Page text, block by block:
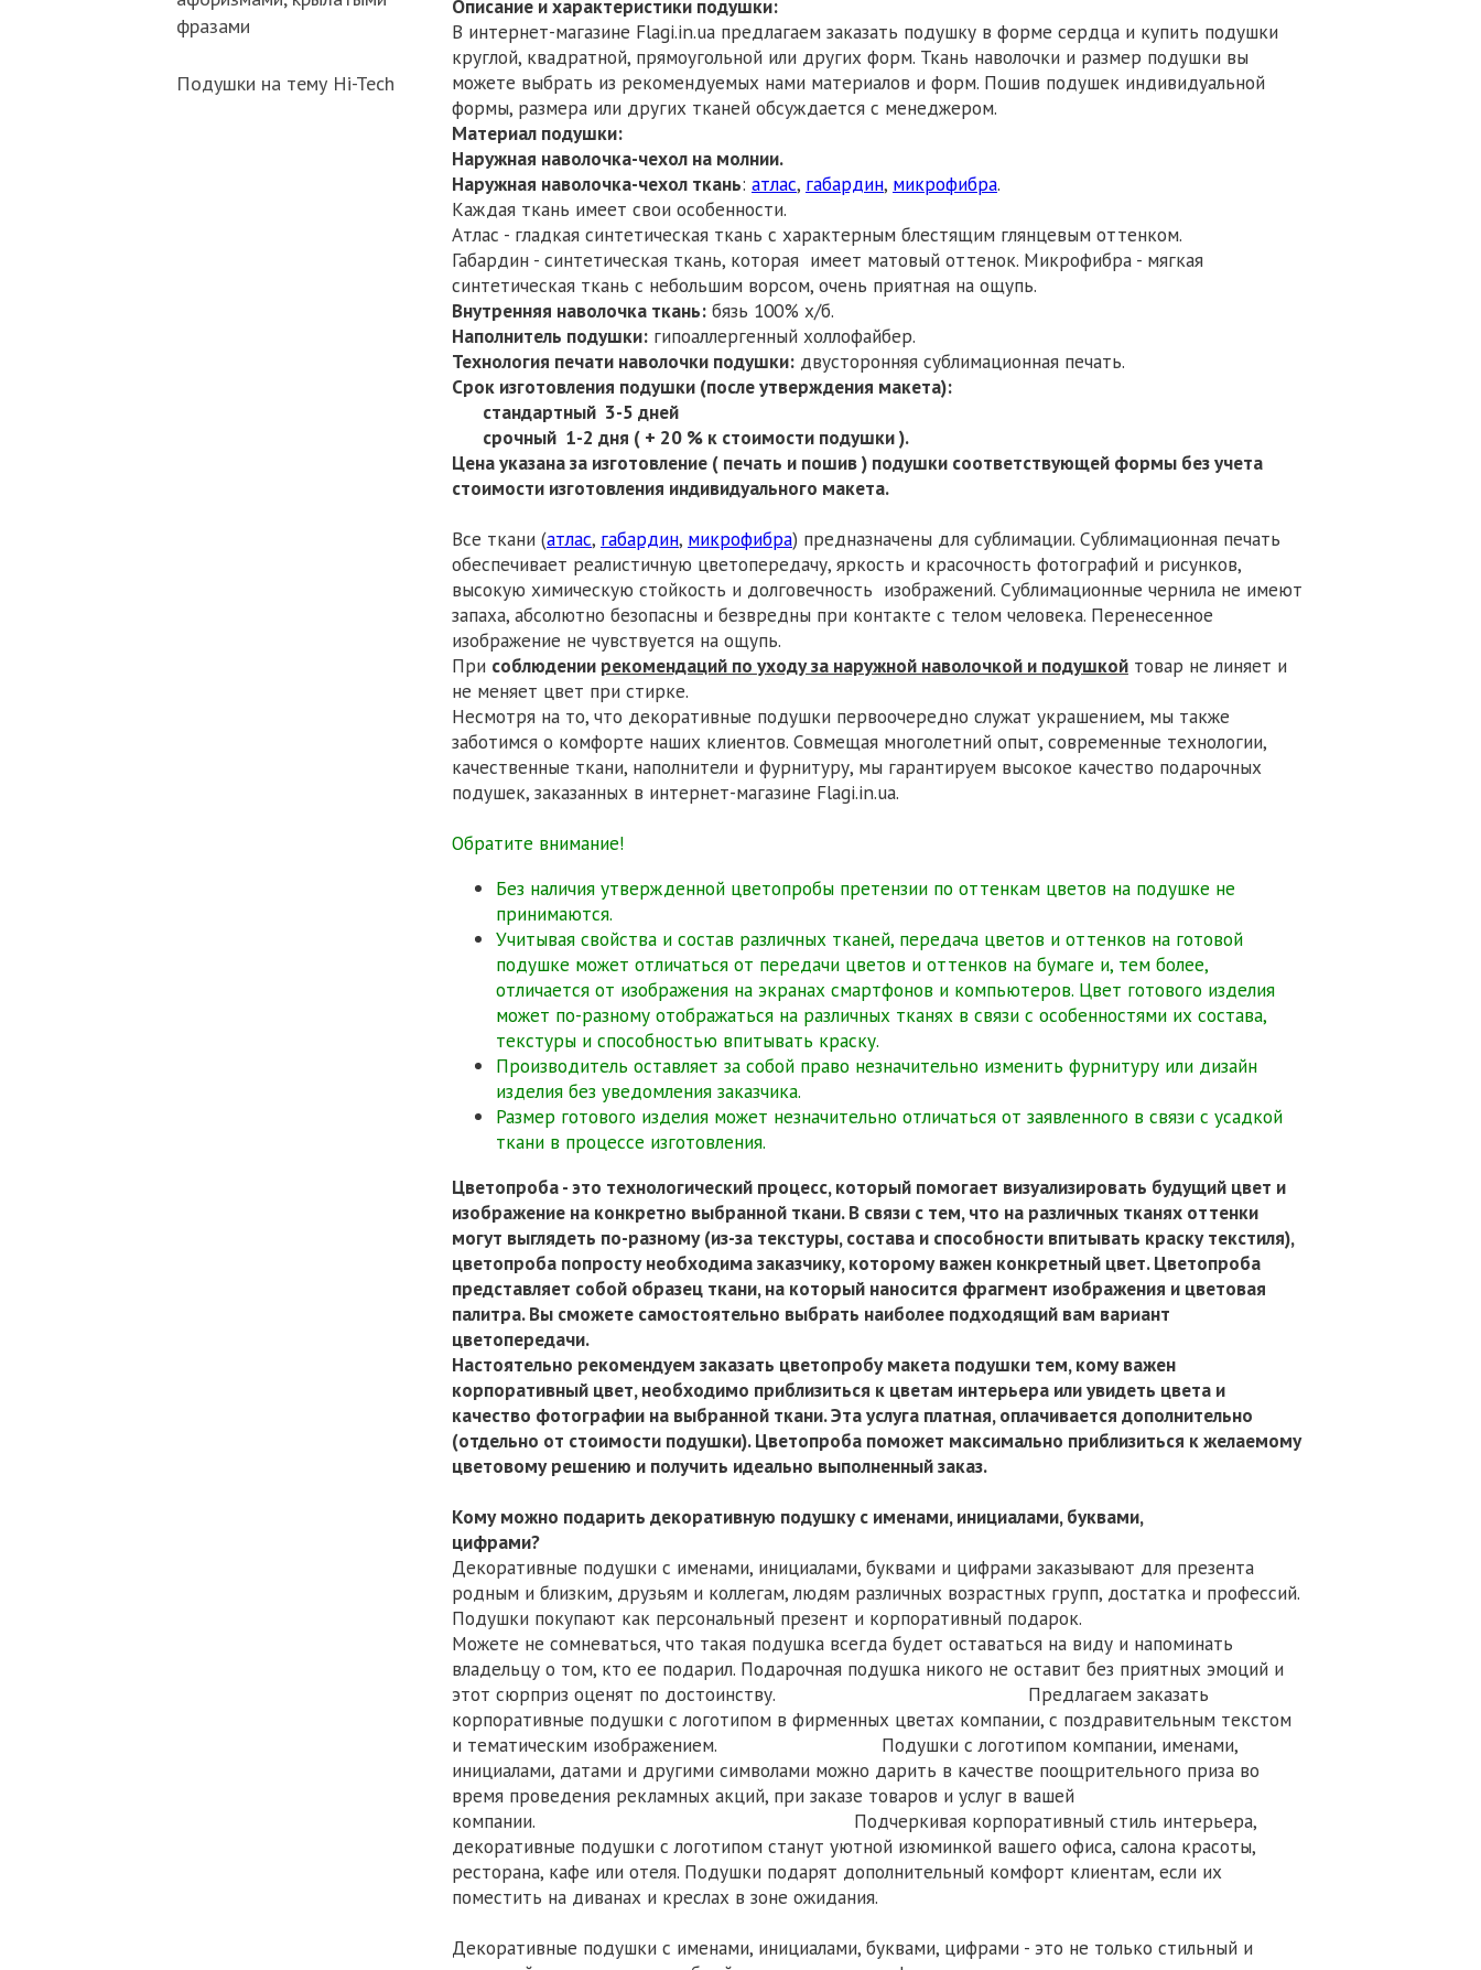
фразами
Подушки на тему Hi-Tech
Описание и характеристики подушки:
В интернет-магазине Flagi.in.ua предлагаем заказать подушку в форме сердца и купить подушки
круглой, квадратной, прямоугольной или других форм. Ткань наволочки и размер подушки вы
можете выбрать из рекомендуемых нами материалов и форм. Пошив подушек индивидуальной
формы, размера или других тканей обсуждается с менеджером.
Материал подушки:
Наружная наволочка-чехол на молнии.
Наружная наволочка-чехол ткань: атлас, габардин, микрофибра.
Каждая ткань имеет свои особенности.
Атлас - гладкая синтетическая ткань с характерным блестящим глянцевым оттенком.
Габардин - синтетическая ткань, которая имеет матовый оттенок. Микрофибра - мягкая
синтетическая ткань с небольшим ворсом, очень приятная на ощупь.
Внутренняя наволочка ткань: бязь 100% х/б.
Наполнитель подушки: гипоаллергенный холлофайбер.
Технология печати наволочки подушки: двусторонняя сублимационная печать.
Срок изготовления подушки (после утверждения макета):
стандартный 3-5 дней
срочный 1-2 дня ( + 20 % к стоимости подушки ).
Цена указана за изготовление ( печать и пошив ) подушки соответствующей формы без учета
стоимости изготовления индивидуального макета.
Все ткани (атлас, габардин, микрофибра) предназначены для сублимации. Сублимационная печать
обеспечивает реалистичную цветопередачу, яркость и красочность фотографий и рисунков,
высокую химическую стойкость и долговечность изображений. Сублимационные чернила не имеют
запаха, абсолютно безопасны и безвредны при контакте с телом человека. Перенесенное
изображение не чувствуется на ощупь.
При соблюдении рекомендаций по уходу за наружной наволочкой и подушкой товар не линяет и
не меняет цвет при стирке.
Несмотря на то, что декоративные подушки первоочередно служат украшением, мы также
заботимся о комфорте наших клиентов. Совмещая многолетний опыт, современные технологии,
качественные ткани, наполнители и фурнитуру, мы гарантируем высокое качество подарочных
подушек, заказанных в интернет-магазине Flagi.in.ua.
Обратите внимание!
Без наличия утвержденной цветопробы претензии по оттенкам цветов на подушке не
принимаются.
Учитывая свойства и состав различных тканей, передача цветов и оттенков на готовой
подушке может отличаться от передачи цветов и оттенков на бумаге и, тем более,
отличается от изображения на экранах смартфонов и компьютеров. Цвет готового изделия
может по-разному отображаться на различных тканях в связи с особенностями их состава,
текстуры и способностью впитывать краску.
Производитель оставляет за собой право незначительно изменить фурнитуру или дизайн
изделия без уведомления заказчика.
Размер готового изделия может незначительно отличаться от заявленного в связи с усадкой
ткани в процессе изготовления.
Цветопроба - это технологический процесс, который помогает визуализировать будущий цвет и
изображение на конкретно выбранной ткани. В связи с тем, что на различных тканях оттенки
могут выглядеть по-разному (из-за текстуры, состава и способности впитывать краску текстиля),
цветопроба попросту необходима заказчику, которому важен конкретный цвет. Цветопроба
представляет собой образец ткани, на который наносится фрагмент изображения и цветовая
палитра. Вы сможете самостоятельно выбрать наиболее подходящий вам вариант
цветопередачи.
Настоятельно рекомендуем заказать цветопробу макета подушки тем, кому важен
корпоративный цвет, необходимо приблизиться к цветам интерьера или увидеть цвета и
качество фотографии на выбранной ткани. Эта услуга платная, оплачивается дополнительно
(отдельно от стоимости подушки). Цветопроба поможет максимально приблизиться к желаемому
цветовому решению и получить идеально выполненный заказ.
Кому можно подарить декоративную подушку с именами, инициалами, буквами,
цифрами?
Декоративные подушки с именами, инициалами, буквами и цифрами заказывают для презента
родным и близким, друзьям и коллегам, людям различных возрастных групп, достатка и профессий.
Подушки покупают как персональный презент и корпоративный подарок.
Можете не сомневаться, что такая подушка всегда будет оставаться на виду и напоминать
владельцу о том, кто ее подарил. Подарочная подушка никого не оставит без приятных эмоций и
этот сюрприз оценят по достоинству. Предлагаем заказать
корпоративные подушки с логотипом в фирменных цветах компании, с поздравительным текстом
и тематическим изображением. Подушки с логотипом компании, именами,
инициалами, датами и другими символами можно дарить в качестве поощрительного приза во
время проведения рекламных акций, при заказе товаров и услуг в вашей
компании. Подчеркивая корпоративный стиль интерьера,
декоративные подушки с логотипом станут уютной изюминкой вашего офиса, салона красоты,
ресторана, кафе или отеля. Подушки подарят дополнительный комфорт клиентам, если их
поместить на диванах и креслах в зоне ожидания.
Декоративные подушки с именами, инициалами, буквами, цифрами - это не только стильный и